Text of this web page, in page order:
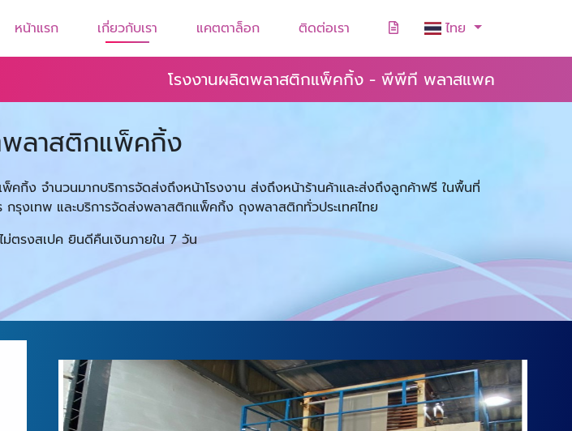
หน้าแรก เกี่ยวกับเรา แคตตาล็อก ติดต่อเรา ไทย
โรงงานผลิตพลาสติกแพ็คกิ้ง - พีพีที พลาสแพค
พลาสติกแพ็คกิ้ง
ง จำนวนมากบริการจัดส่งถึงหน้าโรงงาน ส่งถึงหน้าร้านค้าและส่งถึงลูกค้าฟรี ในพื้นที่
กรุงเทพ และบริการจัดส่งพลาสติกแพ็คกิ้ง ถุงพลาสติกทั่วประเทศไทย
ม่ตรงสเปค ยินดีคืนเงินภายใน 7 วัน